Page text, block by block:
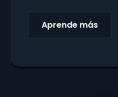
Aprende más